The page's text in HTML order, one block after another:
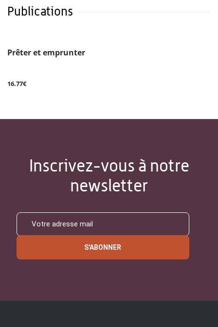
Publications
Prêter et emprunter
16.77€
Inscrivez-vous à notre
newsletter
S'ABONNER